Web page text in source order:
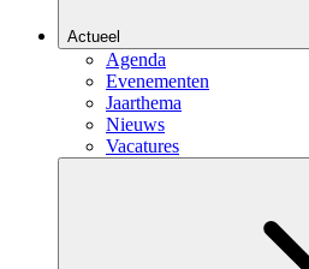
Actueel
Agenda
Evenementen
Jaarthema
Nieuws
Vacatures